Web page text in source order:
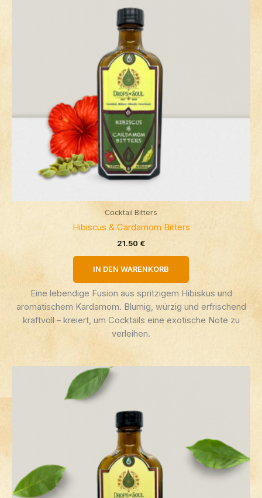
Cocktail Bitters
Hibiscus & Cardamom Bitters
21.50 €
IN DEN WARENKORB
Eine lebendige Fusion aus spritzigem Hibiskus und
aromatischem Kardamom. Blumig, würzig und erfrischend
kraftvoll – kreiert, um Cocktails eine exotische Note zu
verleihen.